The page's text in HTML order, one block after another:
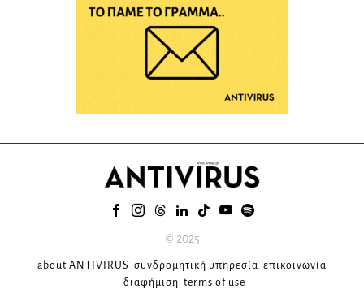
© 2025
about ANTIVIRUS συνδρομητική υπηρεσία επικοινωνία
διαφήμιση terms of use